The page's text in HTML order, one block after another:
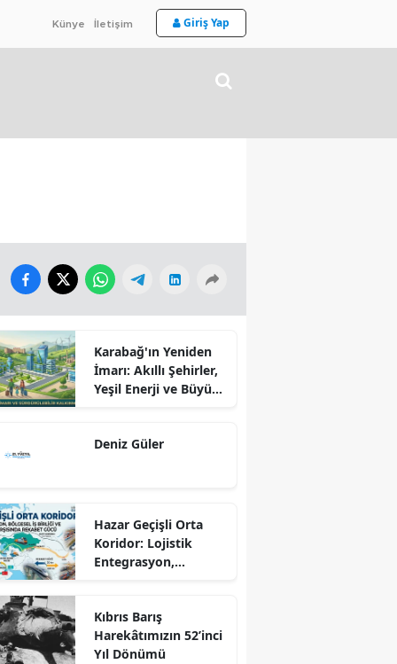
Künye İletişim Giriş Yap
Karabağ'ın Yeniden
İmarı: Akıllı Şehirler,
Yeşil Enerji ve Büyük
Sürdürülebilir
Deniz Güler
Hazar Geçişli Orta
Koridor: Lojistik
Entegrasyon,
Karşısında Rekabet
Gücü
Kıbrıs Barış
Harekâtımızın 52’inci
Yıl Dönümü